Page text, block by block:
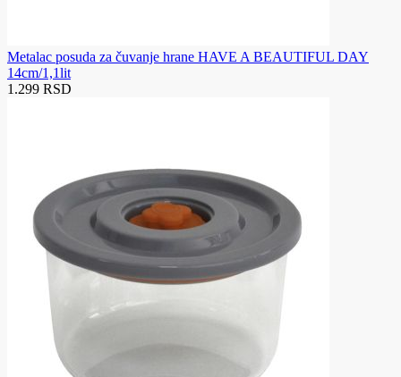
Metalac posuda za čuvanje hrane HAVE A BEAUTIFUL DAY
14cm/1,1lit
1.299 RSD